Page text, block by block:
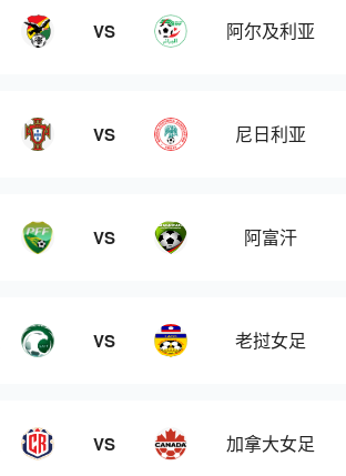
VS 阿尔及利亚
VS 尼日利亚
VS 阿富汗
VS 老挝女足
VS 加拿大女足